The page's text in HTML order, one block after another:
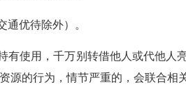
优待除外）。
用，千万别转借他人或代他人
源的行为，情节严重的，会联合相